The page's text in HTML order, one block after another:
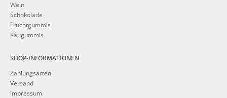
Wein
Schokolade
Fruchtgummis
Kaugummis
SHOP-INFORMATIONEN
Zahlungsarten
Versand
Impressum